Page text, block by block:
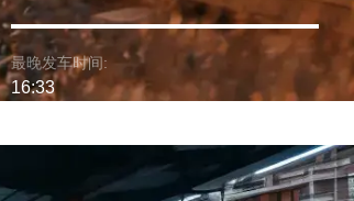
最晚发车时间:
16:33